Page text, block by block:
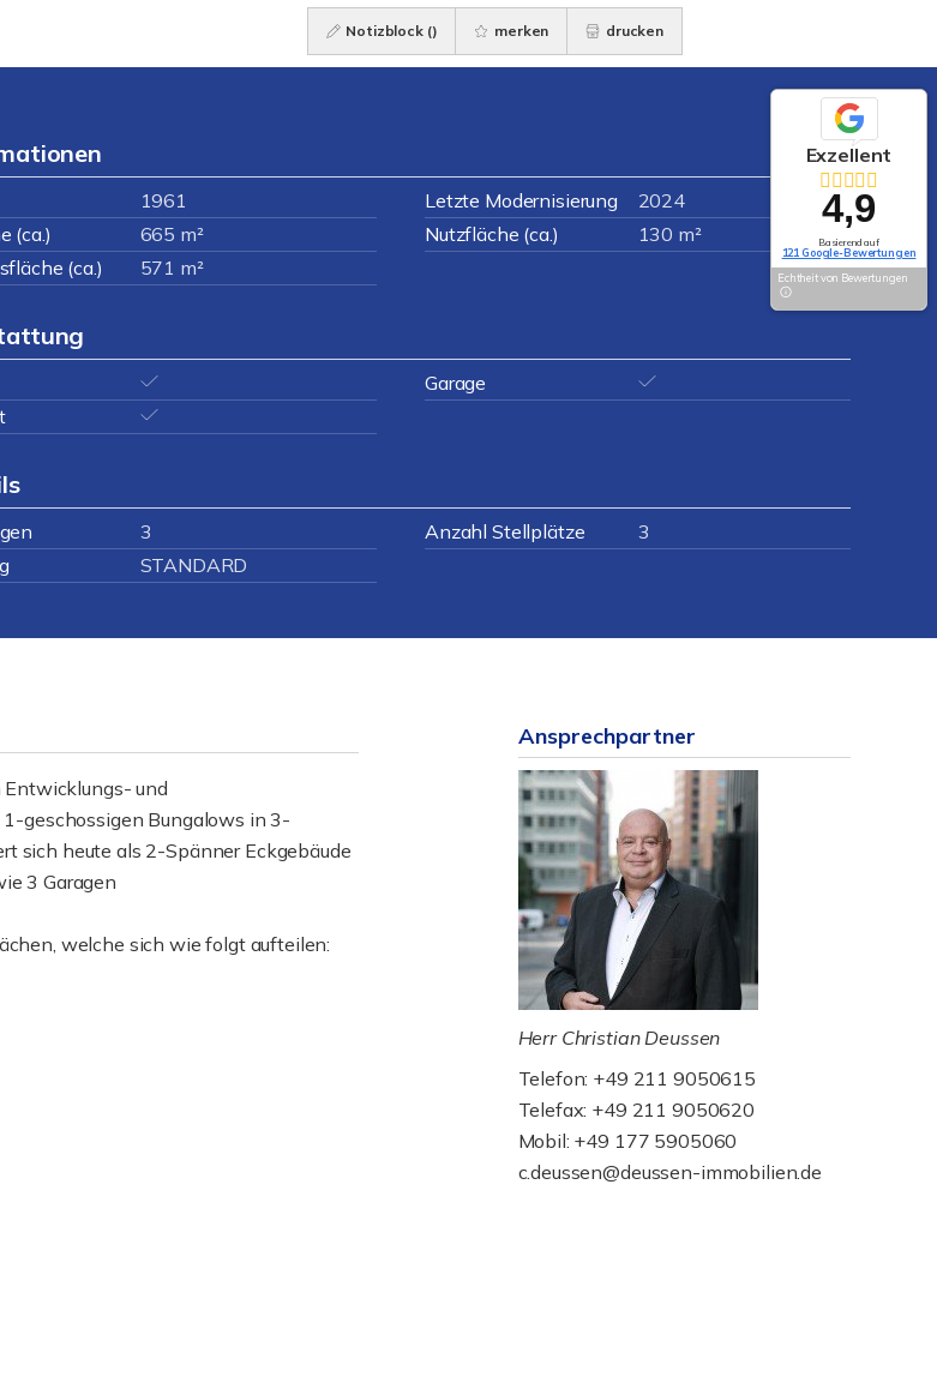
Notizblock () merken drucken
1961 Letzte Modernisierung
2024
(ca.)
665 m² Nutzfläche (ca.)
130 m²
(ca.)
571 m²
Garage
3 Anzahl Stellplätze
3
STANDARD
und
geschossigen Bungalows in 3-
sich heute als 2-Spänner Eckgebäude
3 Garagen
welche sich wie folgt aufteilen:
Ansprechpartner
Herr Christian Deussen
Telefon: +49 211 9050615
Telefax: +49 211 9050620
Mobil: +49 177 5905060
c.deussen@deussen-immobilien.de
Exzellent
4,9
Basierend auf
121 Google-Bewertungen
Echtheit von Bewertungen